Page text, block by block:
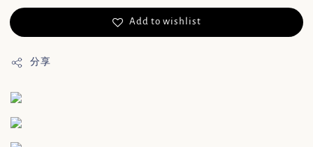
Add to wishlist
分享